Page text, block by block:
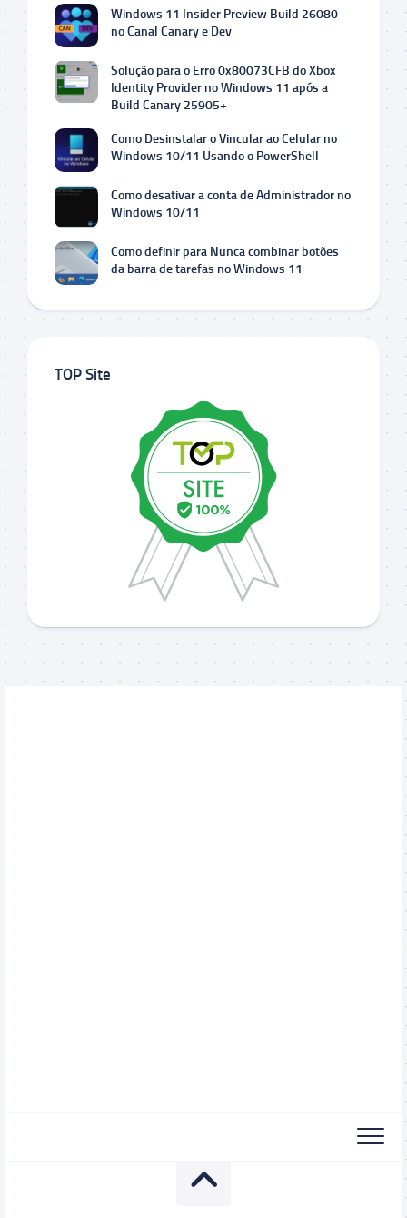
Windows 11 Insider Preview Build 26080
no Canal Canary e Dev
Solução para o Erro 0x80073CFB do Xbox
Identity Provider no Windows 11 após a
Build Canary 25905+
Como Desinstalar o Vincular ao Celular no
Windows 10/11 Usando o PowerShell
Como desativar a conta de Administrador no
Windows 10/11
Como definir para Nunca combinar botões
da barra de tarefas no Windows 11
TOP Site